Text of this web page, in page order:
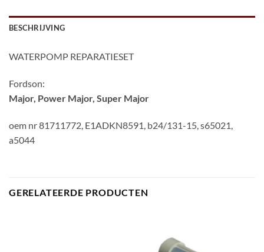
BESCHRIJVING
WATERPOMP REPARATIESET
Fordson:
Major, Power Major, Super Major
oem nr 81711772, E1ADKN8591, b24/131-15, s65021,
a5044
GERELATEERDE PRODUCTEN